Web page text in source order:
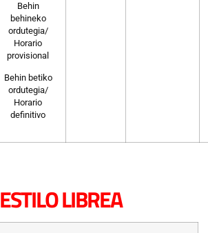
Behin
behineko
ordutegia/
Horario
provisional
Behin betiko
ordutegia/
Horario
definitivo
ESTILO LIBREA